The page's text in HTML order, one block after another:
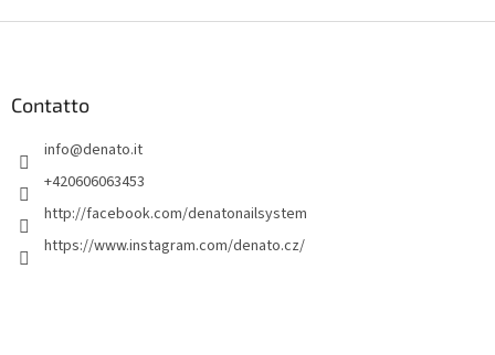
Contatto
info@denato.it
+420606063453
http://facebook.com/denatonailsystem
https://www.instagram.com/denato.cz/